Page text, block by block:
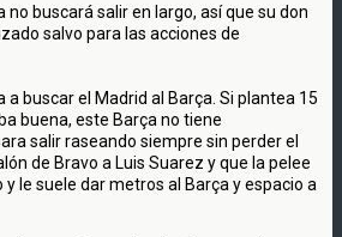
no buscará salir en largo, así que su don
salvo para las acciones de
a buscar el Madrid al Barça. Si plantea 15
buena, este Barça no tiene
salir raseando siempre sin perder el
de Bravo a Luis Suarez y que la pelee
le suele dar metros al Barça y espacio a